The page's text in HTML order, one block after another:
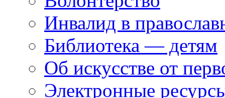
Инвалид в
Библиотека — детям
Об искусстве от
Электронные